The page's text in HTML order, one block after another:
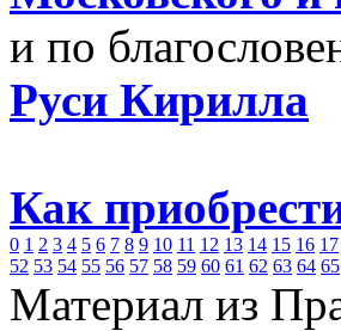
и по
Руси Кирилла
Как
0 1 2 3 4 5 6 7 8 9 10 11 12 13 14 15 16 17
52 53 54 55 56 57 58 59 60 61 62 63 64 65
Материал из